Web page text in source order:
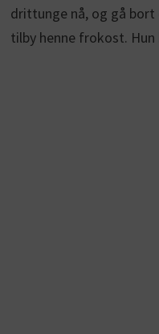
drittunge nå, og gå bort
tilby henne frokost.